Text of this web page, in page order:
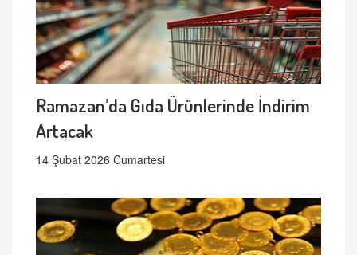
Ramazan’da Gıda Ürünlerinde İndirim
Artacak
14 Şubat 2026 Cumartesi